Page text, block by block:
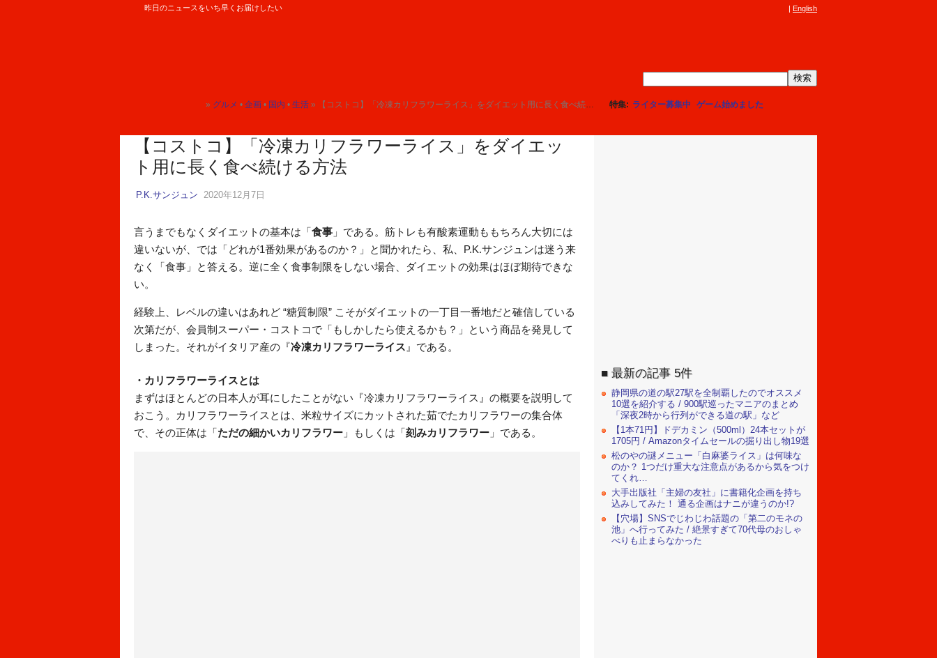
昨日のニュースをいち早くお届けしたい English
トップ
» グルメ
トップ
• 企画
トップ
• 国内
トップ
• 生活 » 【コストコ】「冷凍カリフラワーライス」をダイエット用に長く食べ続ける方法 特集 ライター募集中 ゲーム始めました
【コストコ】「冷凍カリフラワーライス」をダイエッ
ト用に長く食べ続ける方法
P.K.サンジュン 2020年12月7日
言うまでもなくダイエットの基本は「食事 」である。筋トレも有酸素運動ももちろん大切には
違いないが、では「どれが1番効果があるのか？」と聞かれたら、私、P.K.サンジュンは迷う来
なく「食事」と答える。逆に全く食事制限をしない場合、ダイエットの効果はほぼ期待できな
い。
経験上、レベルの違いはあれど “糖質制限” こそがダイエットの一丁目一番地だと確信している
次第だが、会員制スーパー・コストコで「もしかしたら使えるかも？」という商品を発見して
しまった。それがイタリア産の『冷凍カリフラワーライス 』である。
・カリフラワーライスとは
まずはほとんどの日本人が耳にしたことがない『冷凍カリフラワーライス』の概要を説明して
おこう。カリフラワーライスとは、米粒サイズにカットされた茹でたカリフラワーの集合体
で、その正体は「ただの細かいカリフラワー 」もしくは「刻みカリフラワー 」である。
最新の記事 5件
静岡県の道の駅27駅を全制覇したのでオススメ
10選を紹介する / 900駅巡ったマニアのまとめ
「深夜2時から行列ができる道の駅」など
【1本71円】ドデカミン（500ml）24本セットが
1705円 / Amazonタイムセールの掘り出し物19選
松のやの謎メニュー「白麻婆ライス」は何味な
のか？ 1つだけ重大な注意点があるから気をつけ
てくれ…
大手出版社「主婦の友社」に書籍化企画を持ち
込みしてみた！ 通る企画はナニが違うのか!?
【穴場】SNSでじわじわ話題の「第二のモネの
池」へ行ってみた / 絶景すぎて70代母のおしゃ
べりも止まらなかった